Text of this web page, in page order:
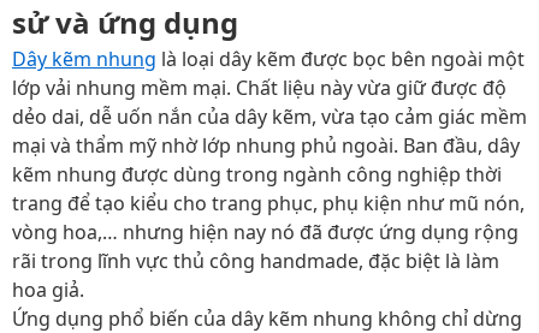
sử và ứng dụng
Dây kẽm nhung là loại dây kẽm được bọc bên ngoài một
lớp vải nhung mềm mại. Chất liệu này vừa giữ được độ
dẻo dai, dễ uốn nắn của dây kẽm, vừa tạo cảm giác mềm
mại và thẩm mỹ nhờ lớp nhung phủ ngoài. Ban đầu, dây
kẽm nhung được dùng trong ngành công nghiệp thời
trang để tạo kiểu cho trang phục, phụ kiện như mũ nón,
vòng hoa,… nhưng hiện nay nó đã được ứng dụng rộng
rãi trong lĩnh vực thủ công handmade, đặc biệt là làm
hoa giả.
Ứng dụng phổ biến của dây kẽm nhung không chỉ dừng